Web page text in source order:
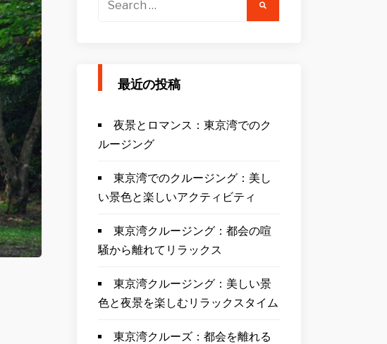
最近の投稿
夜景とロマンス：東京湾でのク
ルージング
東京湾でのクルージング：美し
い景色と楽しいアクティビティ
東京湾クルージング：都会の喧
騒から離れてリラックス
東京湾クルージング：美しい景
色と夜景を楽しむリラックスタイム
東京湾クルーズ：都会を離れる